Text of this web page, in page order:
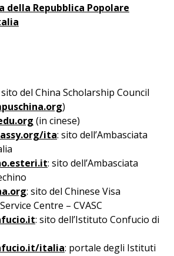
della Repubblica Popolare
sito del China Scholarship Council
)
(in cinese)
ita: sito dell’Ambasciata
: sito dell’Ambasciata
: sito del Chinese Visa
Centre – CVASC
: sito dell’Istituto Confucio di
italia: portale degli Istituti